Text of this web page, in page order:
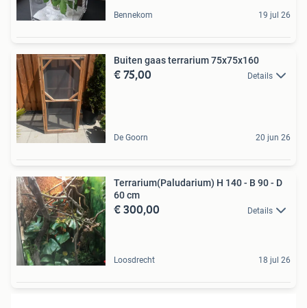
Bennekom 19 jul 26
Buiten gaas terrarium 75x75x160
€ 75,00 Details
De Goorn 20 jun 26
Terrarium(Paludarium) H 140 - B 90 - D
60 cm
€ 300,00 Details
Loosdrecht 18 jul 26